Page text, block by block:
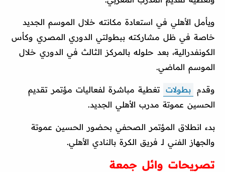
ويأمل الأهلي في استعادة مكانته خلال الموسم الجديد
خاصة في ظل مشاركته ببطولتي الدوري المصري وكأس
الكونفدرالية، بعد حلوله بالمركز الثالث في الدوري خلال
الموسم الماضي.
وقدم بطولات تغطية مباشرة لفعاليات مؤتمر تقديم
الحسين عموتة مدرب الأهلي الجديد.
بدء انطلاق المؤتمر الصحفي بحضور الحسين عموتة
والجهاز الفني لـ فريق الكرة بالنادي الأهلي.
تصريحات وائل جمعة